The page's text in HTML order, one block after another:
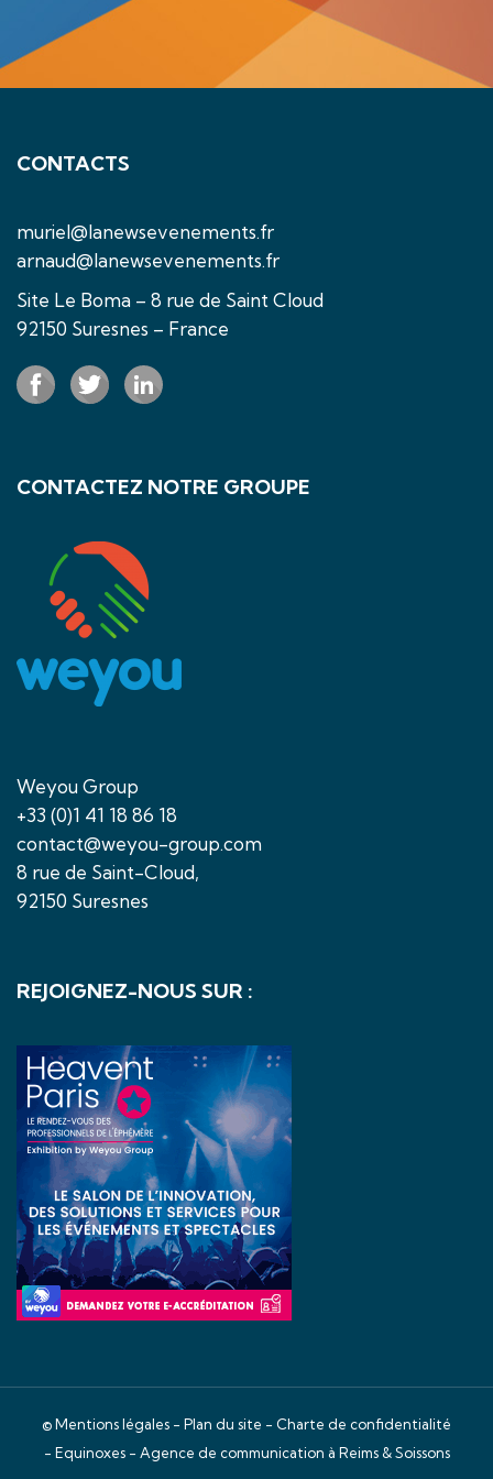
CONTACTS
muriel@lanewsevenements.fr
arnaud@lanewsevenements.fr
Site Le Boma – 8 rue de Saint Cloud
92150 Suresnes – France
CONTACTEZ NOTRE GROUPE
Weyou Group
+33 (0)1 41 18 86 18
contact@weyou-group.com
8 rue de Saint-Cloud,
92150 Suresnes
REJOIGNEZ-NOUS SUR :
©Mentions légales - Plan du site - Charte de confidentialité
- Equinoxes - Agence de communication à Reims & Soissons